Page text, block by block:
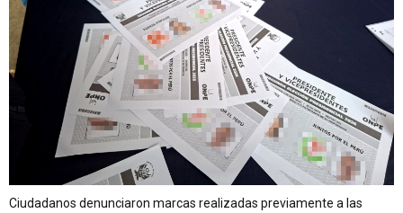
Ciudadanos denunciaron marcas realizadas previamente a las